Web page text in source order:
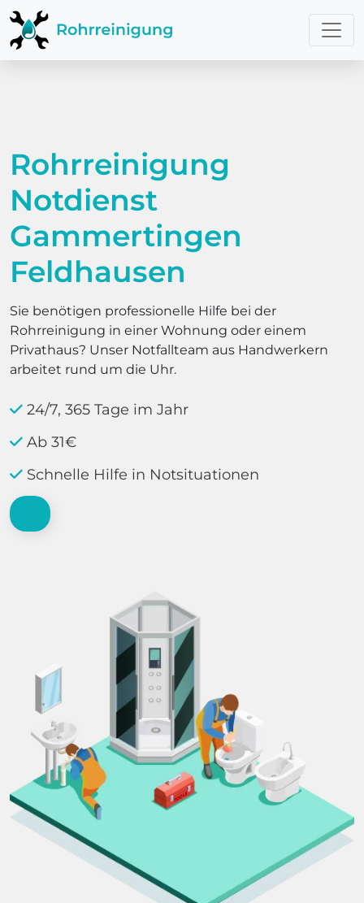
Rohrreinigung
Notdienst
Gammertingen
Feldhausen
Sie benötigen professionelle Hilfe bei der
Rohrreinigung in einer Wohnung oder einem
Privathaus? Unser Notfallteam aus Handwerkern
arbeitet rund um die Uhr.
24/7, 365 Tage im Jahr
Ab 31€
Schnelle Hilfe in Notsituationen